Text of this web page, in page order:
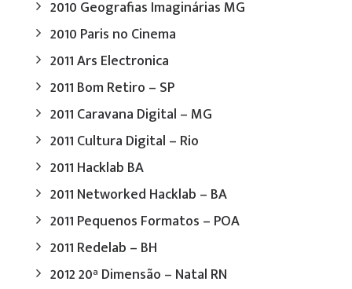
2010 Geografias Imaginárias MG
2010 Paris no Cinema
2011 Ars Electronica
2011 Bom Retiro – SP
2011 Caravana Digital – MG
2011 Cultura Digital – Rio
2011 Hacklab BA
2011 Networked Hacklab – BA
2011 Pequenos Formatos – POA
2011 Redelab – BH
2012 20ª Dimensão – Natal RN